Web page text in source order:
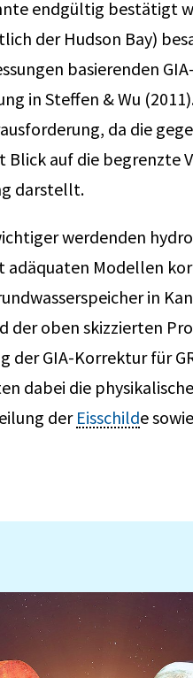
endgültig bestätigt
der Hudson Bay)
basierenden
in Steffen & Wu
da die
Blick auf die
darstellt.
werdenden
Modellen
in
der oben skizzierten
der GIA-Korrektur für
dabei die
derEisschilde